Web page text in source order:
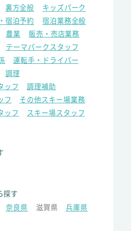
裏方全般
キッズパーク
宿泊予約
宿泊業務全般
農業
販売・売店業務
テーマパークスタッフ
運転手・ドライバー
調理
ッフ
調理補助
フ
その他スキー場業務
ッフ
スキー場スタッフ
探す
奈良県 滋賀県
兵庫県